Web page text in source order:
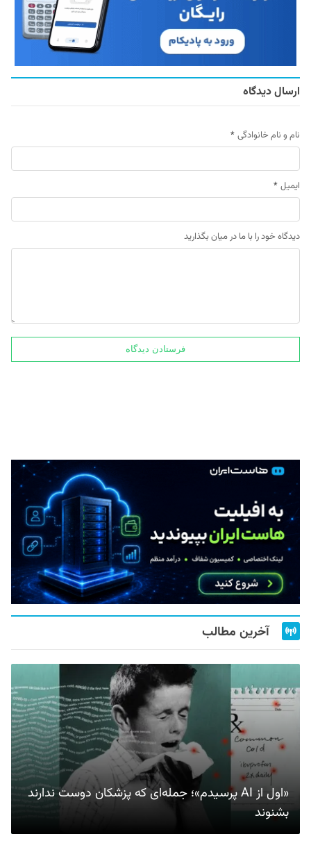
ارسال دیدگاه
نام و نام خانوادگی *
ایمیل *
دیدگاه خود را با ما در میان بگذارید
آخرین مطالب
«اول از AI پرسیدم»؛ جمله‌ای که پزشکان دوست ندارند
بشنوند